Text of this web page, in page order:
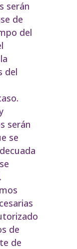
serán
de
del
del
serán
se
de
de